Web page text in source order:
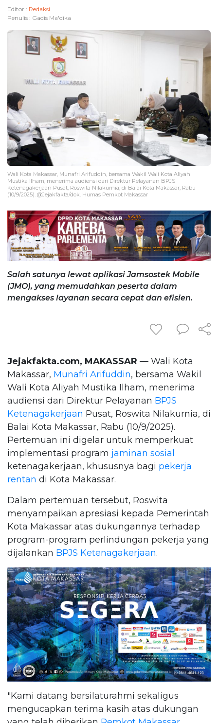
Editor : Redaksi
Penulis : Gadis Ma'dika
Wali Kota Makassar, Munafri Arifuddin, bersama Wakil Wali Kota Aliyah
Mustika Ilham, menerima audiensi dari Direktur Pelayanan BPJS
Ketenagakerjaan Pusat, Roswita Nilakurnia, di Balai Kota Makassar, Rabu
(10/9/2025). @Jejakfakta/dok. Humas Pemkot Makassar
Salah satunya lewat aplikasi Jamsostek Mobile
(JMO), yang memudahkan peserta dalam
mengakses layanan secara cepat dan efisien.
Jejakfakta.com, MAKASSAR — Wali Kota
Makassar, Munafri Arifuddin, bersama Wakil
Wali Kota Aliyah Mustika Ilham, menerima
audiensi dari Direktur Pelayanan BPJS
Ketenagakerjaan Pusat, Roswita Nilakurnia, di
Balai Kota Makassar, Rabu (10/9/2025).
Pertemuan ini digelar untuk memperkuat
implementasi program jaminan sosial
ketenagakerjaan, khususnya bagi pekerja
rentan di Kota Makassar.
Dalam pertemuan tersebut, Roswita
menyampaikan apresiasi kepada Pemerintah
Kota Makassar atas dukungannya terhadap
program-program perlindungan pekerja yang
dijalankan BPJS Ketenagakerjaan.
"Kami datang bersilaturahmi sekaligus
mengucapkan terima kasih atas dukungan